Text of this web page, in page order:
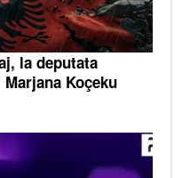
la deputata
Koçeku